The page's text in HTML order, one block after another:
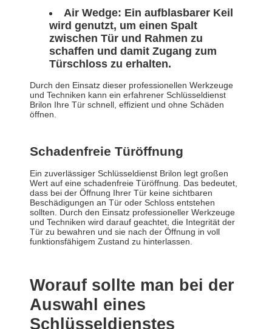
Air Wedge: Ein aufblasbarer Keil
wird genutzt, um einen Spalt
zwischen Tür und Rahmen zu
schaffen und damit Zugang zum
Türschloss zu erhalten.
Durch den Einsatz dieser professionellen Werkzeuge
und Techniken kann ein erfahrener Schlüsseldienst
Brilon Ihre Tür schnell, effizient und ohne Schäden
öffnen.
Schadenfreie Türöffnung
Ein zuverlässiger Schlüsseldienst Brilon legt großen
Wert auf eine schadenfreie Türöffnung. Das bedeutet,
dass bei der Öffnung Ihrer Tür keine sichtbaren
Beschädigungen an Tür oder Schloss entstehen
sollten. Durch den Einsatz professioneller Werkzeuge
und Techniken wird darauf geachtet, die Integrität der
Tür zu bewahren und sie nach der Öffnung in voll
funktionsfähigem Zustand zu hinterlassen.
Worauf sollte man bei der
Auswahl eines
Schlüsseldienstes